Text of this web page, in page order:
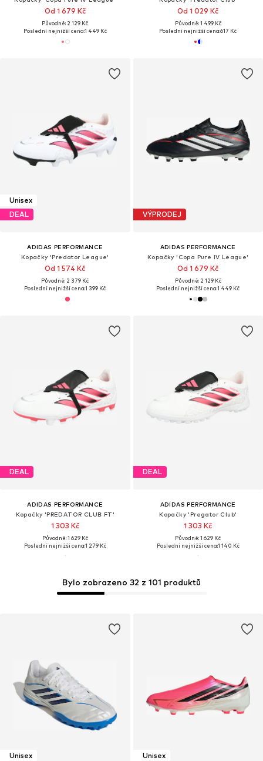
Od 1 679 Kč
Původně: 2 129 Kč
Poslední nejnižší cena:1 449 Kč
Od 1 029 Kč
Původně: 1 499 Kč
Poslední nejnižší cena:617 Kč
Unisex
DEAL
ADIDAS PERFORMANCE
Kopačky 'Predator League'
Od 1 574 Kč
Původně: 2 379 Kč
Poslední nejnižší cena:1 399 Kč
VÝPRODEJ
ADIDAS PERFORMANCE
Kopačky 'Copa Pure IV League'
Od 1 679 Kč
Původně: 2 129 Kč
Poslední nejnižší cena:1 449 Kč
DEAL
ADIDAS PERFORMANCE
Kopačky 'PREDATOR CLUB FT'
1 303 Kč
Původně: 1 629 Kč
Poslední nejnižší cena:1 279 Kč
DEAL
ADIDAS PERFORMANCE
Kopačky 'Pregator Club'
1 303 Kč
Původně: 1 629 Kč
Poslední nejnižší cena:1 140 Kč
Unisex
Bylo zobrazeno 32 z 101 produktů
Unisex